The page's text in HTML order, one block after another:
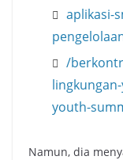
aplikasi-
/
youth-
Namun, dia